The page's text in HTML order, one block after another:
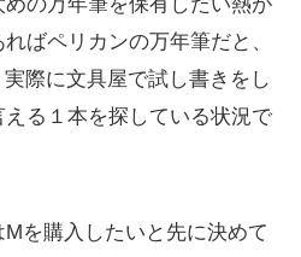
ばペリカンの万年筆だと、
際に文具屋で試し書きをし
る１本を探している状況で
を購入したいと先に決めて